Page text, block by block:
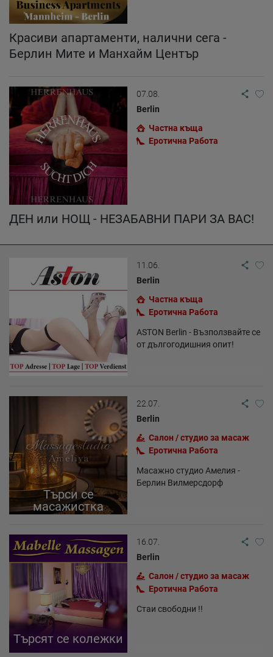
Красиви апартаменти, налични сега -
Берлин Мите и Манхайм Център
07.08.
Berlin
Частна къща
Еротична Работа
ДЕН или НОЩ - НЕЗАБАВНИ ПАРИ ЗА ВАС!
11.06.
Berlin
Частна къща
Еротична Работа
ASTON Berlin - Възползвайте се
от дългогодишния опит!
Търси се
масажистка
22.07.
Berlin
Салон / студио за масаж
Еротична Работа
Масажно студио Амелия -
Берлин Вилмерсдорф
Търсят се колежки
16.07.
Berlin
Салон / студио за масаж
Еротична Работа
Стаи свободни !!